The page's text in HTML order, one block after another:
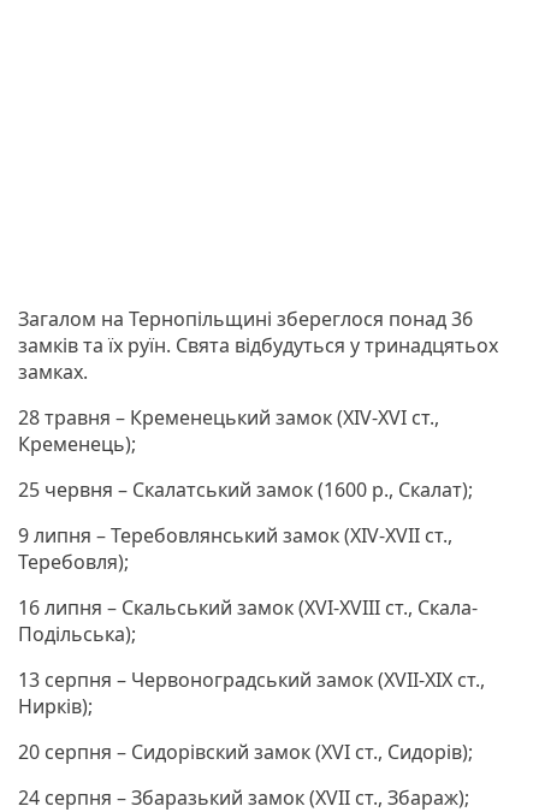
Загалом на Тернопільщині збереглося понад 36
замків та їх руїн. Свята відбудуться у тринадцятьох
замках.
28 травня – Кременецький замок (ХIV-XVI ст.,
Кременець);
25 червня – Скалатський замок (1600 р., Скалат);
9 липня – Теребовлянський замок (ХIV-XVII ст.,
Теребовля);
16 липня – Скальський замок (XVI-XVIII ст., Скала-
Подільська);
13 серпня – Червоноградський замок (XVII-XIX ст.,
Нирків);
20 серпня – Сидорівский замок (XVI ст., Сидорів);
24 серпня – Збаразький замок (XVII ст., Збараж);